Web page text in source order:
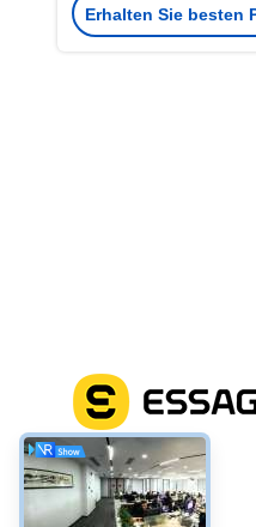
Erhalten Sie besten
Soziale Medien